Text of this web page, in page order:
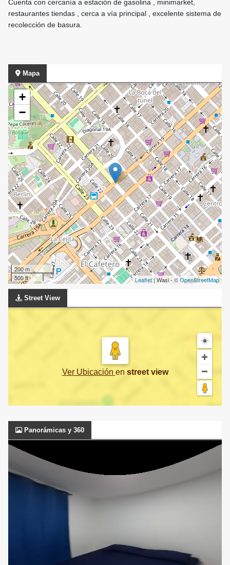
Cuenta con cercanía a estación de gasolina , minimarket,
restaurantes tiendas , cerca a vía principal , excelente sistema de
recolección de basura.
Mapa
+
−
200 m
500 ft
Leaflet| Wasi - ©OpenStreetMap
Street View
Ver Ubicación en street view
Panorámicas y 360